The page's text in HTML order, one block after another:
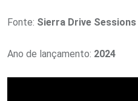
Fonte: Sierra Drive Sessions
Ano de lançamento: 2024